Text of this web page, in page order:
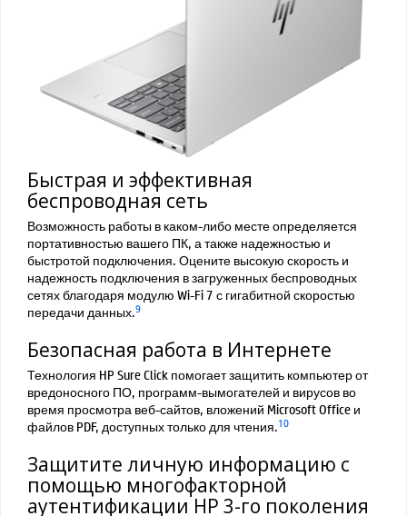
Быстрая и эффективная
беспроводная сеть
Возможность работы в каком-либо месте определяется
портативностью вашего ПК, а также надежностью и
быстротой подключения. Оцените высокую скорость и
надежность подключения в загруженных беспроводных
сетях благодаря модулю Wi-Fi 7 с гигабитной скоростью
передачи данных.9
Безопасная работа в Интернете
Технология HP Sure Click помогает защитить компьютер от
вредоносного ПО, программ-вымогателей и вирусов во
время просмотра веб-сайтов, вложений Microsoft Office и
файлов PDF, доступных только для чтения.10
Защитите личную информацию с
помощью многофакторной
аутентификации HP 3-го поколения